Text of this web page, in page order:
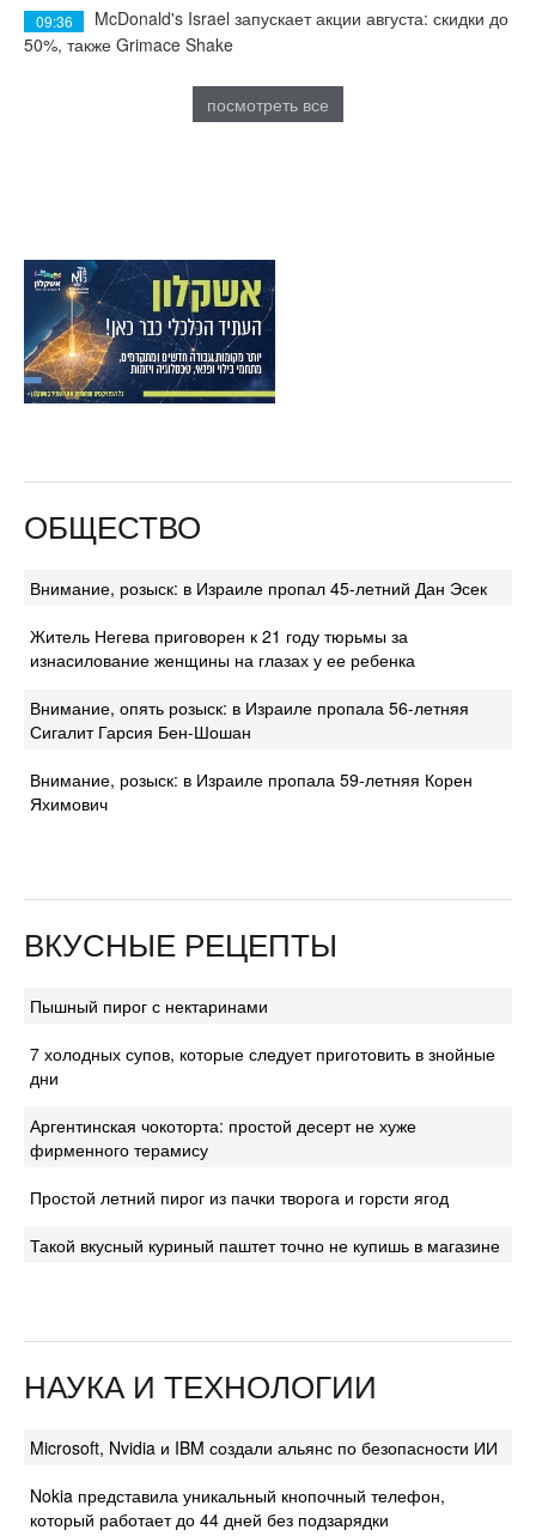
09:36
McDonald's Israel запускает акции августа: скидки до
50%, также Grimace Shake
посмотреть все
ОБЩЕСТВО
Внимание, розыск: в Израиле пропал 45-летний Дан Эсек
Житель Негева приговорен к 21 году тюрьмы за
изнасилование женщины на глазах у ее ребенка
Внимание, опять розыск: в Израиле пропала 56-летняя
Сигалит Гарсия Бен-Шошан
Внимание, розыск: в Израиле пропала 59-летняя Корен
Яхимович
ВКУСНЫЕ РЕЦЕПТЫ
Пышный пирог с нектаринами
7 холодных супов, которые следует приготовить в знойные
дни
Аргентинская чокоторта: простой десерт не хуже
фирменного терамису
Простой летний пирог из пачки творога и горсти ягод
Такой вкусный куриный паштет точно не купишь в магазине
НАУКА И ТЕХНОЛОГИИ
Microsoft, Nvidia и IBM создали альянс по безопасности ИИ
Nokia представила уникальный кнопочный телефон,
который работает до 44 дней без подзарядки